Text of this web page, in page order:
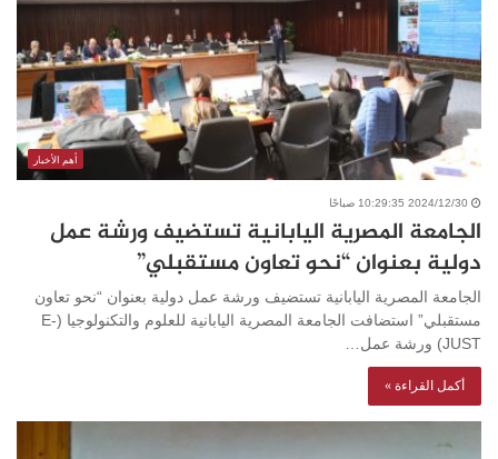
أهم الأخبار
2024/12/30 10:29:35 صباحًا
الجامعة المصرية اليابانية تستضيف ورشة عمل
دولية بعنوان “نحو تعاون مستقبلي”
الجامعة المصرية اليابانية تستضيف ورشة عمل دولية بعنوان “نحو تعاون
مستقبلي” استضافت الجامعة المصرية اليابانية للعلوم والتكنولوجيا (E-
JUST) ورشة عمل…
أكمل القراءة »